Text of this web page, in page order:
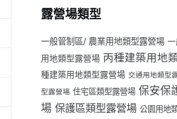
露營場類型
一般管制區/ 農業用地類型露營場
用地類型露營場 丙種建築用地
種建築用地類型露營場 交通用地類型
型露營場 住宅區類型露營場 保安保
場 保護區類型露營場 公園用地